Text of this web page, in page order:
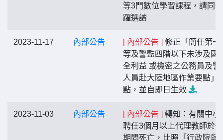
等3門數位學習課程，請同
躍選讀
2023-11-17 內部公告 [ 內部公告 ] 修正「簡任第十
等及警監四階以下未涉及國
全利益 或機密之公務員及警
人員赴大陸地區作業要點」
點，並自即日生效
2023-11-03 內部公告 [ 內部公告 ] 轉知：有關中小
聘任3個月以上代理教師於
期間死亡，比照「行政院與